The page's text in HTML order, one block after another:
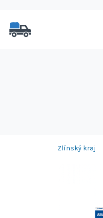
Zlínský kraj